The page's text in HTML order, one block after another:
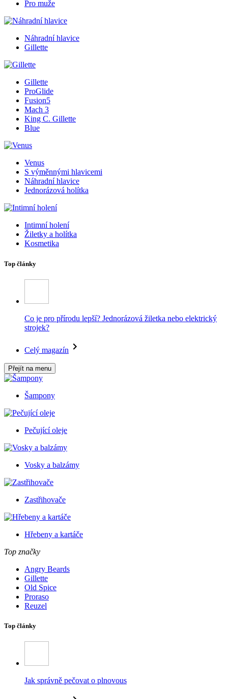
Pro muže
Náhradní hlavice
Gillette
Gillette
ProGlide
Fusion5
Mach 3
King C. Gillette
Blue
Venus
S výměnnými hlavicemi
Náhradní hlavice
Jednorázová holítka
Intimní holení
Žiletky a holítka
Kosmetika
Top články
Co je pro přírodu lepší? Jednorázová žiletka nebo elektrický
strojek?
Celý magazín
Přejít na menu
Šampony
Pečující oleje
Vosky a balzámy
Zastřihovače
Hřebeny a kartáče
Top značky
Angry Beards
Gillette
Old Spice
Proraso
Reuzel
Top články
Jak správně pečovat o plnovous